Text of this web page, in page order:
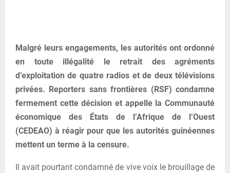
Malgré leurs engagements, les autorités ont ordonné
en toute illégalité le retrait des agréments
d’exploitation de quatre radios et de deux télévisions
privées. Reporters sans frontières (RSF) condamne
fermement cette décision et appelle la Communauté
économique des États de l’Afrique de l’Ouest
(CEDEAO) à réagir pour que les autorités guinéennes
mettent un terme à la censure.
Il avait pourtant condamné de vive voix le brouillage de